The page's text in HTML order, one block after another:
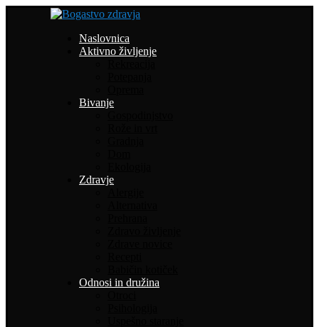
Naslovnica
Aktivno življenje
Bivanje
Zdravje
Odnosi in družina